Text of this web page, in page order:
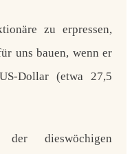
zu erpressen,
uns bauen, wenn er
Dollar (etwa 27,5
dieswöchigen